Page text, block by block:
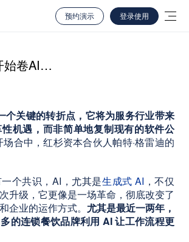
预约演示 登录使用
始卷AI…
个关键的转折点，它将为服务行业带来
机遇，而非简单地复制现有的软件公
场合中，红杉资本合伙人帕特·格雷迪的
个共识，AI，尤其是生成式 AI ，不仅
升级，它更像是一场革命，彻底改变了
企业的运作方式。 尤其是最近一两年，
的连锁餐饮品牌利用 AI 让工作流程更